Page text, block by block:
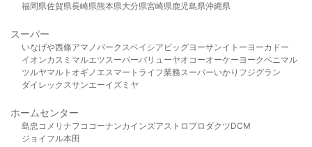
福岡県佐賀県長崎県熊本県大分県宮崎県鹿児島県沖縄県
スーパー
いなげや西條アマノパークスベイシア ビッグヨーサンイトーヨーカドー
イオンカスミ マルエツスーパーバリューヤオコーオーケー ヨークベニマル
ツルヤマルト オギノ エスマート ライフ業務スーパーいかり フジグラン
ダイレックスサンエーイズミヤ
ホームセンター
島忠 コメリ ナフコ コーナンカインズアストロプロダクツDCM
ジョイフル本田